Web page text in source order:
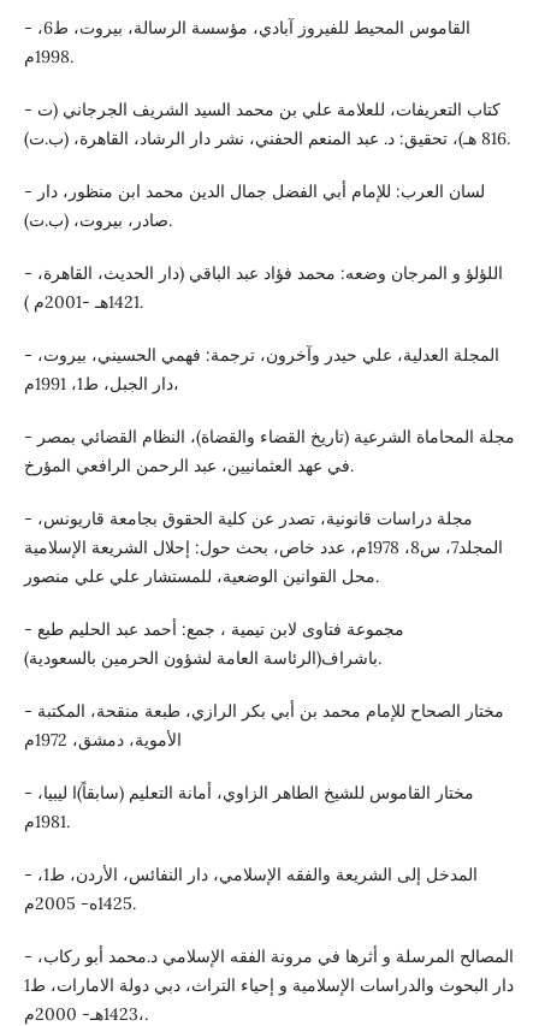
- القاموس المحيط للفيروز آبادي، مؤسسة الرسالة، بيروت، ط6،
1998م.
- كتاب التعريفات، للعلامة علي بن محمد السيد الشريف الجرجاني (ت
816 هـ)، تحقيق: د. عبد المنعم الحفني، نشر دار الرشاد، القاهرة، (ب.ت).
- لسان العرب: للإمام أبي الفضل جمال الدين محمد ابن منظور، دار
صادر، بيروت، (ب.ت).
- اللؤلؤ و المرجان وضعه: محمد فؤاد عبد الباقي (دار الحديث، القاهرة،
1421هـ -2001م ).
- المجلة العدلية، علي حيدر وآخرون، ترجمة: فهمي الحسيني، بيروت،
دار الجبل، ط1، 1991م،
- مجلة المحاماة الشرعية (تاريخ القضاء والقضاة)، النظام القضائي بمصر
في عهد العثمانيين، عبد الرحمن الرافعي المؤرخ.
- مجلة دراسات قانونية، تصدر عن كلية الحقوق بجامعة قاريونس،
المجلد7، س8، 1978م، عدد خاص، بحث حول: إحلال الشريعة الإسلامية
محل القوانين الوضعية، للمستشار علي علي منصور.
- مجموعة فتاوى لابن تيمية ، جمع: أحمد عبد الحليم طبع
باشراف(الرئاسة العامة لشؤون الحرمين بالسعودية).
- مختار الصحاح للإمام محمد بن أبي بكر الرازي، طبعة منقحة، المكتبة
الأموية، دمشق، 1972م
- مختار القاموس للشيخ الطاهر الزاوي، أمانة التعليم (سابقاً)ا ليبيا،
1981م.
- المدخل إلى الشريعة والفقه الإسلامي، دار النفائس، الأردن، ط1،
1425ه- 2005م.
- المصالح المرسلة و أثرها في مرونة الفقه الإسلامي د.محمد أبو ركاب،
دار البحوث والدراسات الإسلامية و إحياء التراث، دبي دولة الامارات، ط1
،1423هـ- 2000م.